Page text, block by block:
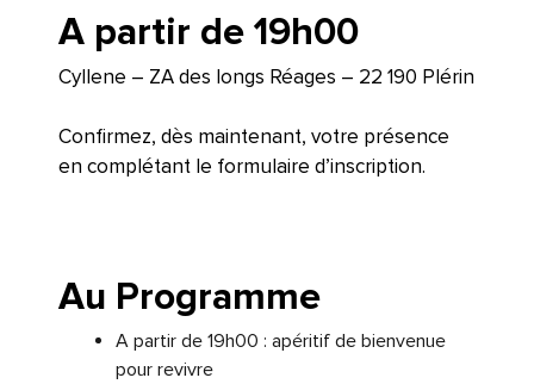
A partir de 19h00
Cyllene – ZA des longs Réages – 22 190 Plérin
Confirmez, dès maintenant, votre présence
en complétant le formulaire d’inscription.
Au Programme
A partir de 19h00 : apéritif de bienvenue
pour revivre